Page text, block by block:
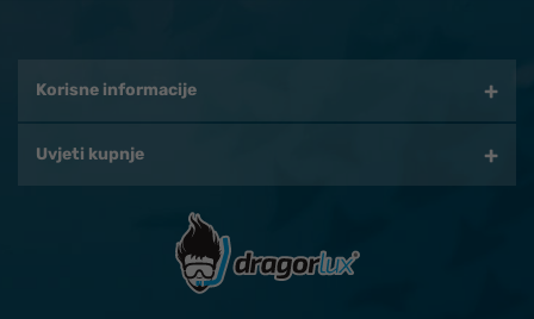
Korisne informacije
Uvjeti kupnje